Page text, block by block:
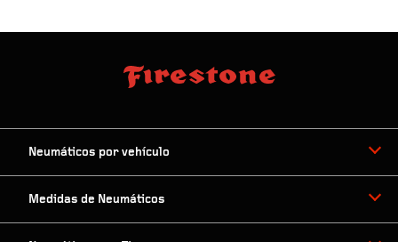
Neumáticos por vehículo
Medidas de Neumáticos